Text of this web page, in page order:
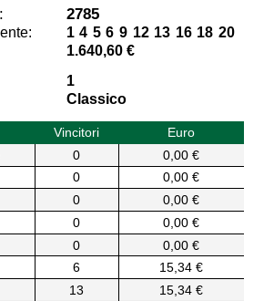
2785
1 4 5 6 9 12 13 16 18 20
1.640,60 €
1
Classico
Vincitori
Euro
0
0,00 €
0
0,00 €
0
0,00 €
0
0,00 €
0
0,00 €
6
15,34 €
13
15,34 €